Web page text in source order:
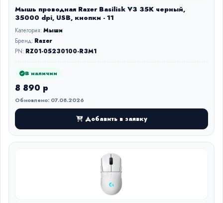
Мышь проводная Razer Basilisk V3 35K черный,
35000 dpi, USB, кнопки - 11
Категория:Мыши
Бренд: Razer
PN: RZ01-05230100-R3M1
В наличии
8 890 р
Обновлено: 07.08.2026
Добавить в заявку